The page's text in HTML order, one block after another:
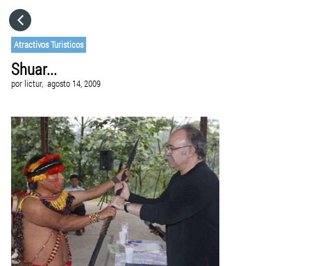
Atractivos Turisticos
Shuar...
por lictur, agosto 14, 2009
IR A
VISITA EL SITIO WEB